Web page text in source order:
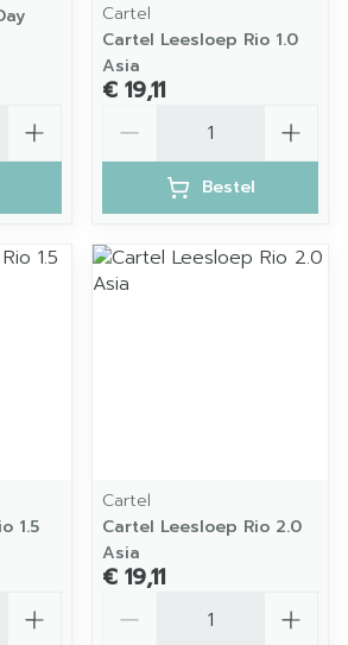
Cartel
Cartel Leesloep Rio 1.0
Asia
€ 19,11
Bestel
1.5
Cartel
Cartel Leesloep Rio 2.0
Asia
€ 19,11